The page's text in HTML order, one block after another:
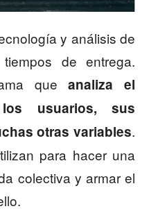
y análisis de
de entrega.
queanaliza el
usuarios, sus
otras variables.
para hacer una
colectiva y armar el